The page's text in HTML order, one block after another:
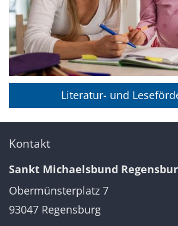
Literatur- und
Kontakt
Sankt Michaelsbund
Obermünsterplatz 7
93047 Regensburg